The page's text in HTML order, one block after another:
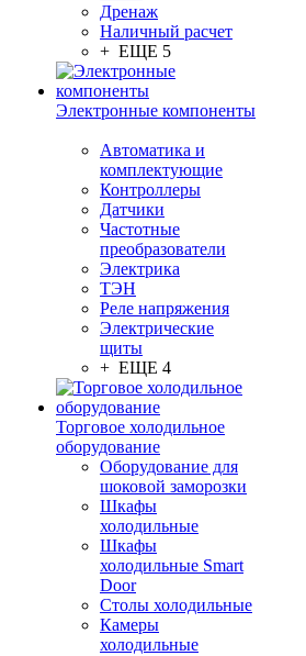
Дренаж
Наличный расчет
+ ЕЩЕ 5
Электронные компоненты
Автоматика и
комплектующие
Контроллеры
Датчики
Частотные
преобразователи
Электрика
ТЭН
Реле напряжения
Электрические
щиты
+ ЕЩЕ 4
Торговое холодильное
оборудование
Оборудование для
шоковой заморозки
Шкафы
холодильные
Шкафы
холодильные Smart
Door
Столы холодильные
Камеры
холодильные